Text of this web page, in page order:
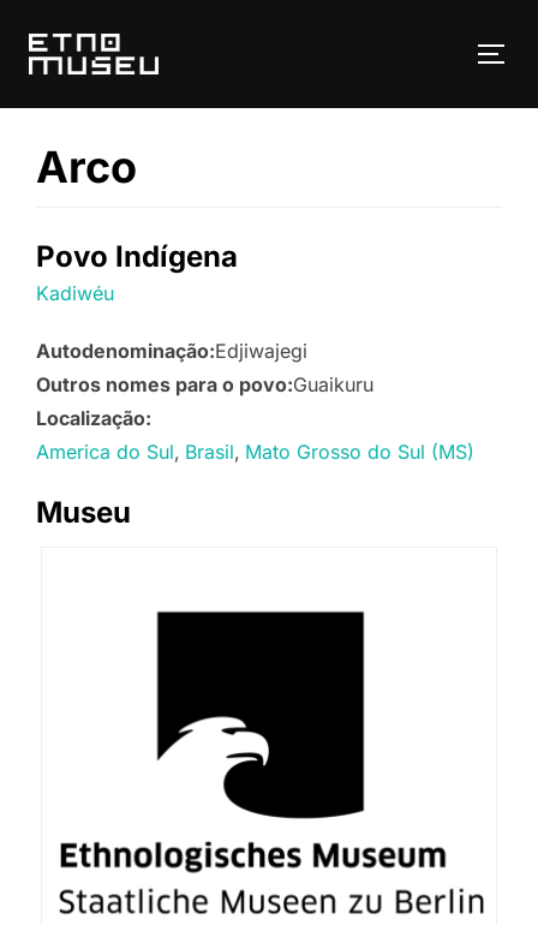
para
Arco
Povo Indígena
Kadiwéu
Autodenominação:Edjiwajegi
Outros nomes para o povo:Guaikuru
Localização:
America do Sul Brasil Mato Grosso do Sul (MS)
Museu